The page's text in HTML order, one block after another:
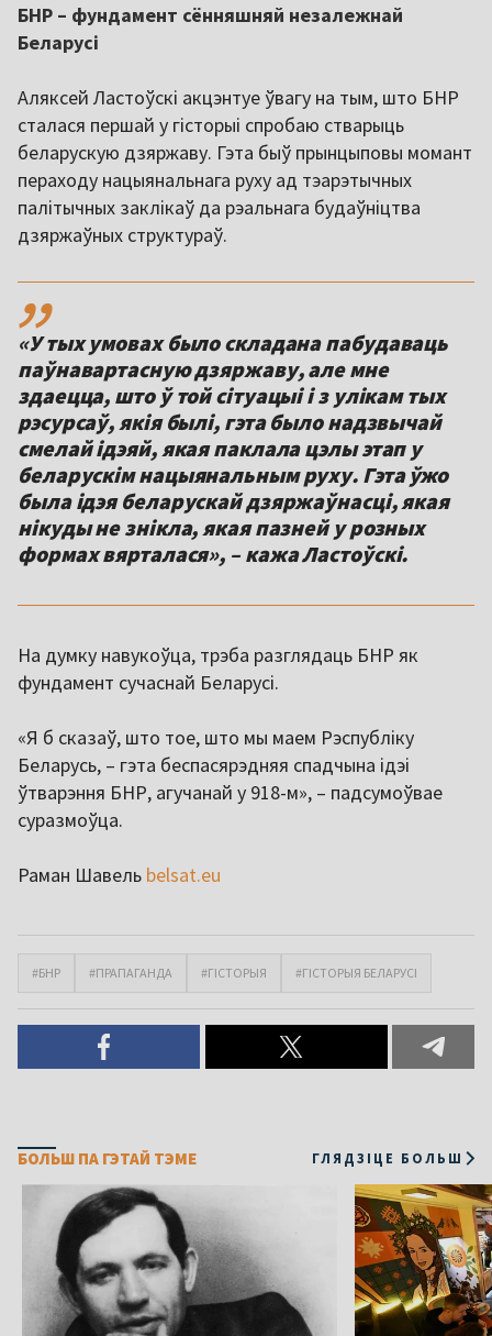
БНР – фундамент сённяшняй незалежнай
Беларусі
Аляксей Ластоўскі акцэнтуе ўвагу на тым, што БНР
сталася першай у гісторыі спробаю стварыць
беларускую дзяржаву. Гэта быў прынцыповы момант
пераходу нацыянальнага руху ад тэарэтычных
палітычных заклікаў да рэальнага будаўніцтва
дзяржаўных структураў.
,,
«У тых умовах было складана пабудаваць
паўнавартасную дзяржаву, але мне
здаецца, што ў той сітуацыі і з улікам тых
рэсурсаў, якія былі, гэта было надзвычай
смелай ідэяй, якая паклала цэлы этап у
беларускім нацыянальным руху. Гэта ўжо
была ідэя беларускай дзяржаўнасці, якая
нікуды не знікла, якая пазней у розных
формах вярталася», – кажа Ластоўскі.
На думку навукоўца, трэба разглядаць БНР як
фундамент сучаснай Беларусі.
«Я б сказаў, што тое, што мы маем Рэспубліку
Беларусь, – гэта беспасярэдняя спадчына ідэі
ўтварэння БНР, агучанай у 918-м», – падсумоўвае
суразмоўца.
Раман Шавель belsat.eu
#БНР #ПРАПАГАНДА #ГІСТОРЫЯ #ГІСТОРЫЯ БЕЛАРУСІ
БОЛЬШ ПА ГЭТАЙ ТЭМЕ ГЛЯДЗІЦЕ БОЛЬШ